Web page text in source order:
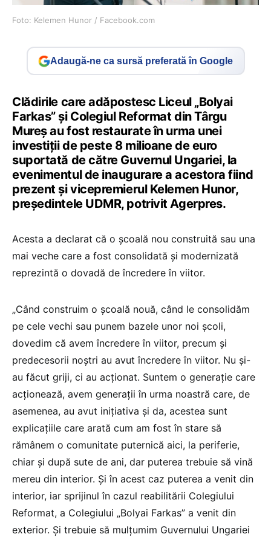
Foto: Kelemen Hunor / Facebook.com
Adaugă-ne ca sursă preferată în Google
Clădirile care adăpostesc Liceul „Bolyai
Farkas” şi Colegiul Reformat din Târgu
Mureş au fost restaurate în urma unei
investiţii de peste 8 milioane de euro
suportată de către Guvernul Ungariei, la
evenimentul de inaugurare a acestora fiind
prezent şi vicepremierul Kelemen Hunor,
preşedintele UDMR, potrivit Agerpres.
Acesta a declarat că o şcoală nou construită sau una
mai veche care a fost consolidată şi modernizată
reprezintă o dovadă de încredere în viitor.
„Când construim o şcoală nouă, când le consolidăm
pe cele vechi sau punem bazele unor noi şcoli,
dovedim că avem încredere în viitor, precum şi
predecesorii noştri au avut încredere în viitor. Nu şi-
au făcut griji, ci au acţionat. Suntem o generaţie care
acţionează, avem generaţii în urma noastră care, de
asemenea, au avut iniţiativa şi da, acestea sunt
explicaţiile care arată cum am fost în stare să
rămânem o comunitate puternică aici, la periferie,
chiar şi după sute de ani, dar puterea trebuie să vină
mereu din interior. Şi în acest caz puterea a venit din
interior, iar sprijinul în cazul reabilitării Colegiului
Reformat, a Colegiului „Bolyai Farkas” a venit din
exterior. Şi trebuie să mulţumim Guvernului Ungariei